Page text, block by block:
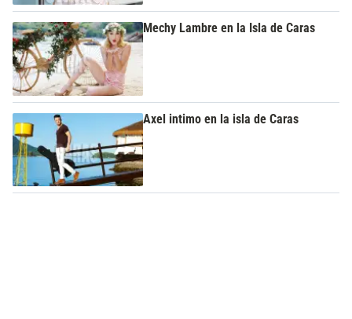
Mechy Lambre en la Isla de Caras
Axel intimo en la isla de Caras